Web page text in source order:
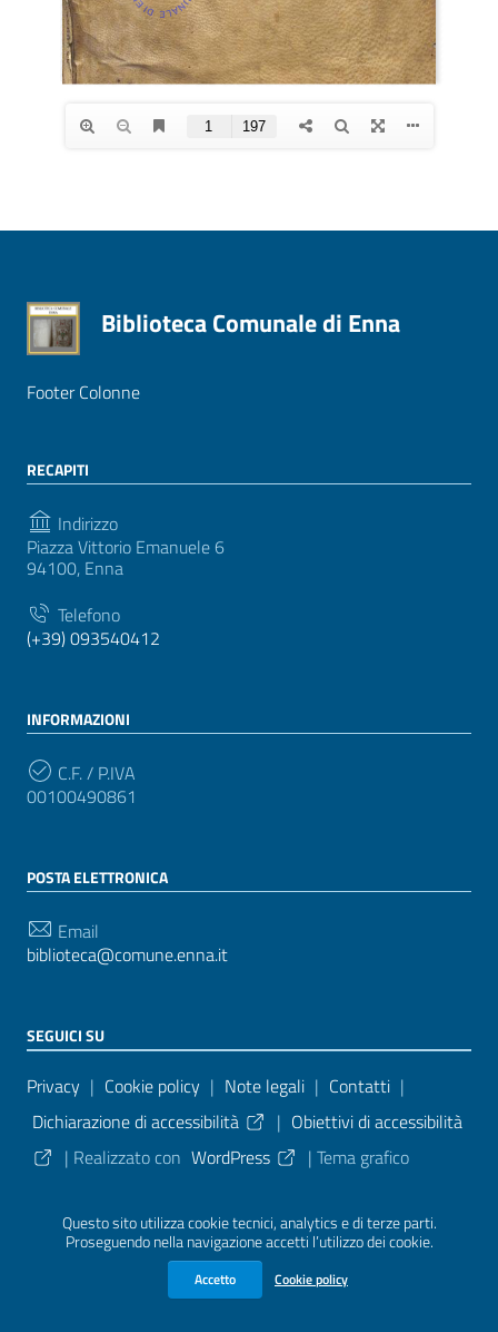
Questo sito utilizza cookie tecnici, analytics e di terze parti.
Proseguendo nella navigazione accetti l’utilizzo dei cookie.
Accetto Cookie policy
Biblioteca Comunale di Enna
Footer Colonne
RECAPITI
Indirizzo
Piazza Vittorio Emanuele 6
94100, Enna
Telefono
(+39) 093540412
INFORMAZIONI
C.F. / P.IVA
00100490861
POSTA ELETTRONICA
Email
biblioteca@comune.enna.it
SEGUICI SU
Sezione Link Utili
Privacy | Cookie policy | Note legali | Contatti |
Dichiarazione di accessibilità
| Obiettivi di accessibilità
| Realizzato con WordPress | Tema grafico